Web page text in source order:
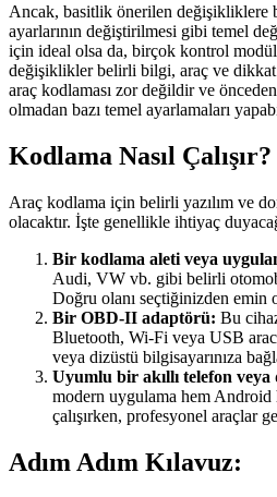
Ancak, basitlik önerilen değişikliklere
ayarlarının değiştirilmesi gibi temel
için ideal olsa da, birçok kontrol
değişiklikler belirli bilgi, araç ve
araç kodlaması zor değildir ve
olmadan bazı temel ayarlamaları
Kodlama Nasıl Çalışır?
Araç kodlama için belirli yazılım ve
olacaktır. İşte genellikle ihtiyaç
Bir kodlama aleti veya
Audi, VW vb. gibi belirli
Doğru olanı seçtiğinizden emin
Bir OBD-II adaptörü: Bu
Bluetooth, Wi-Fi veya USB
veya dizüstü bilgisayarınıza
Uyumlu bir akıllı telefon
modern uygulama hem Android
çalışırken, profesyonel araçlar
Adım Adım Kılavuz: